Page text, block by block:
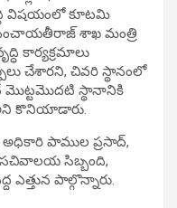
విషయంలో కూటమి
పంచాయతీరాజ్ శాఖ మంత్రి
కార్యక్రమాలు
చేశారని, చివరి స్థానంలో
మొట్టమొదటి స్థానానికి
కొనియాడారు.
పాముల ప్రసాద్,
సచివాలయ సిబ్బంది,
ఎత్తున పాల్గొన్నారు.